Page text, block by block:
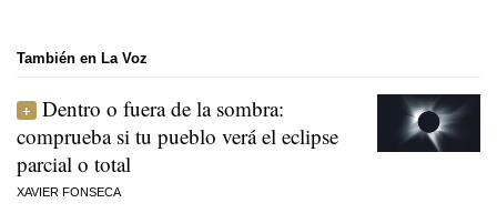
También en La Voz
Dentro o fuera de la sombra:
comprueba si tu pueblo verá el eclipse
parcial o total
XAVIER FONSECA